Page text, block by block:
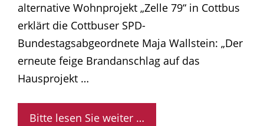
alternative Wohnprojekt „Zelle 79“ in Cottbus
erklärt die Cottbuser SPD-
Bundestagsabgeordnete Maja Wallstein: „Der
erneute feige Brandanschlag auf das
Hausprojekt …
Bitte lesen Sie weiter …